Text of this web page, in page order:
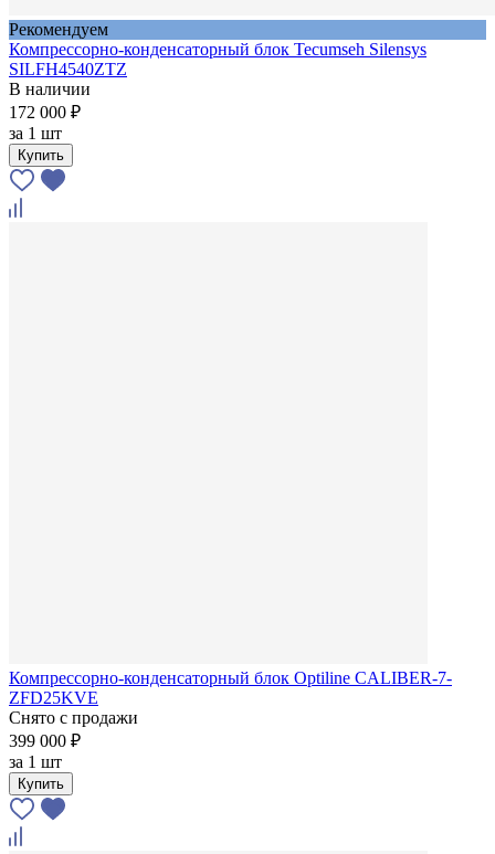
Рекомендуем
Компрессорно-конденсаторный блок Tecumseh Silensys
SILFH4540ZTZ
В наличии
172 000 ₽
за 1 шт
Купить
Компрессорно-конденсаторный блок Optiline CALIBER-7-
ZFD25KVE
Снято с продажи
399 000 ₽
за 1 шт
Купить